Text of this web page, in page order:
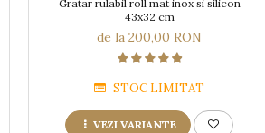
Gratar rulabil roll mat inox si silicon
43x32 cm
de la 200,00 RON
STOC LIMITAT
VEZI VARIANTE